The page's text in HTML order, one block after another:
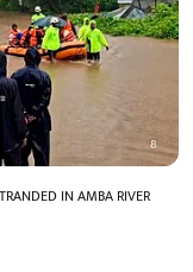
IN AMBA RIVER